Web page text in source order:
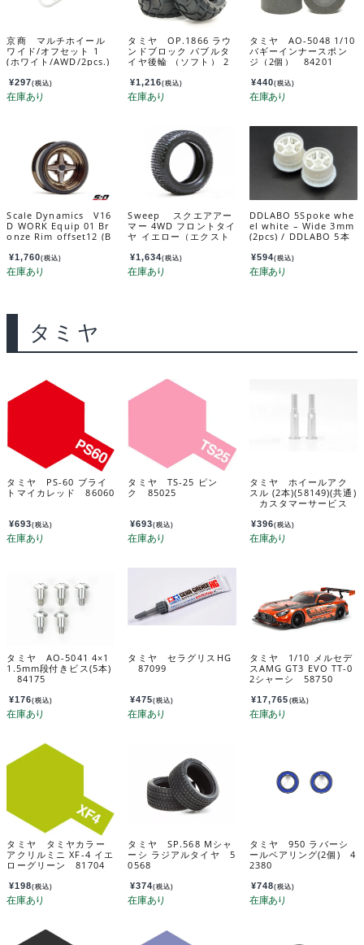
京商 マルチホイール
ワイド/オフセット 1
(ホワイト/AWD/2pcs.)
¥297(税込)
タミヤ OP.1866 ラウ
ンドブロック バブルタ
イヤ後輪 （ソフト） 2
¥1,216(税込)
タミヤ AO-5048 1/10
バギーインナースポン
ジ（2個） 84201
¥440(税込)
Scale Dynamics V16
D WORK Equip 01 Br
onze Rim offset12 (B
176
¥1,760(税込)
Sweep スクエアアー
マー 4WD フロントタイ
ヤ イエロー（エクスト
バギー用/オープンセル
インナー付/２個入 SW
-106FY
¥1,634(税込)
DDLABO 5Spoke whe
el white – Wide 3mm
(2pcs) / DDLABO 5本
ワイド3ｍｍ (2pcs) DD
L-WR001W-W3
¥594(税込)
タミヤ
タミヤ PS-60 ブライ
トマイカレッド 86060
¥693(税込)
タミヤ TS-25 ピン
ク 85025
¥693(税込)
タミヤ ホイールアク
スル (2本)(58149)(共通)
カスタマーサービス
¥396(税込)
タミヤ AO-5041 4×1
1.5mm段付きビス(5本)
84175
¥176(税込)
タミヤ セラグリスHG
87099
¥475(税込)
タミヤ 1/10 メルセデ
スAMG GT3 EVO TT-0
2シャーシ 58750
¥17,765 (税込)
タミヤ タミヤカラー
アクリルミニ XF-4 イエ
ローグリーン 81704
¥198(税込)
タミヤ SP.568 Mシャ
ーシ ラジアルタイヤ 5
0568
¥374(税込)
タミヤ 950 ラバーシ
ールベアリング(2個) 4
2380
¥748(税込)